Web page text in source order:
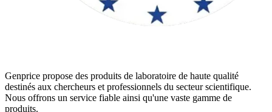
Genprice propose des produits de laboratoire de haute qualité
destinés aux chercheurs et professionnels du secteur scientifique.
Nous offrons un service fiable ainsi qu'une vaste gamme de
produits.